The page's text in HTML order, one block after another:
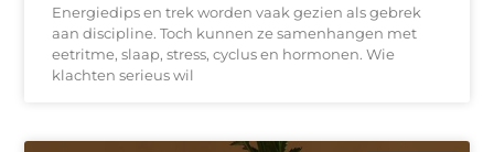
Energiedips en trek worden vaak gezien als gebrek
aan discipline. Toch kunnen ze samenhangen met
eetritme, slaap, stress, cyclus en hormonen. Wie
klachten serieus wil